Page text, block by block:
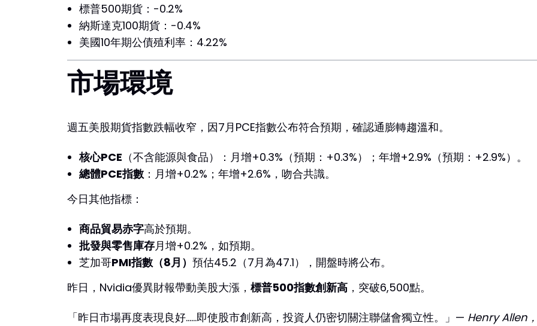
標普500期貨：-0.2%
納斯達克100期貨：-0.4%
美國10年期公債殖利率：4.22%
市場環境
週五美股期貨指數跌幅收窄，因7月PCE指數公布符合預期，確認通膨轉趨溫和。
核心PCE （不含能源與食品）：月增+0.3%（預期：+0.3%）；年增+2.9%（預期：+2.9%）。
總體PCE指數 ：月增+0.2%；年增+2.6%，吻合共識。
今日其他指標：
商品貿易赤字高於預期。
批發與零售庫存月增+0.2%，如預期。
芝加哥PMI指數（8月） 預估45.2（7月為47.1），開盤時將公布。
昨日，Nvidia優異財報帶動美股大漲， 標普500指數創新高 ，突破6,500點。
「昨日市場再度表現良好......即使股市創新高，投資人仍密切關注聯儲會獨立性。」— Henry Allen